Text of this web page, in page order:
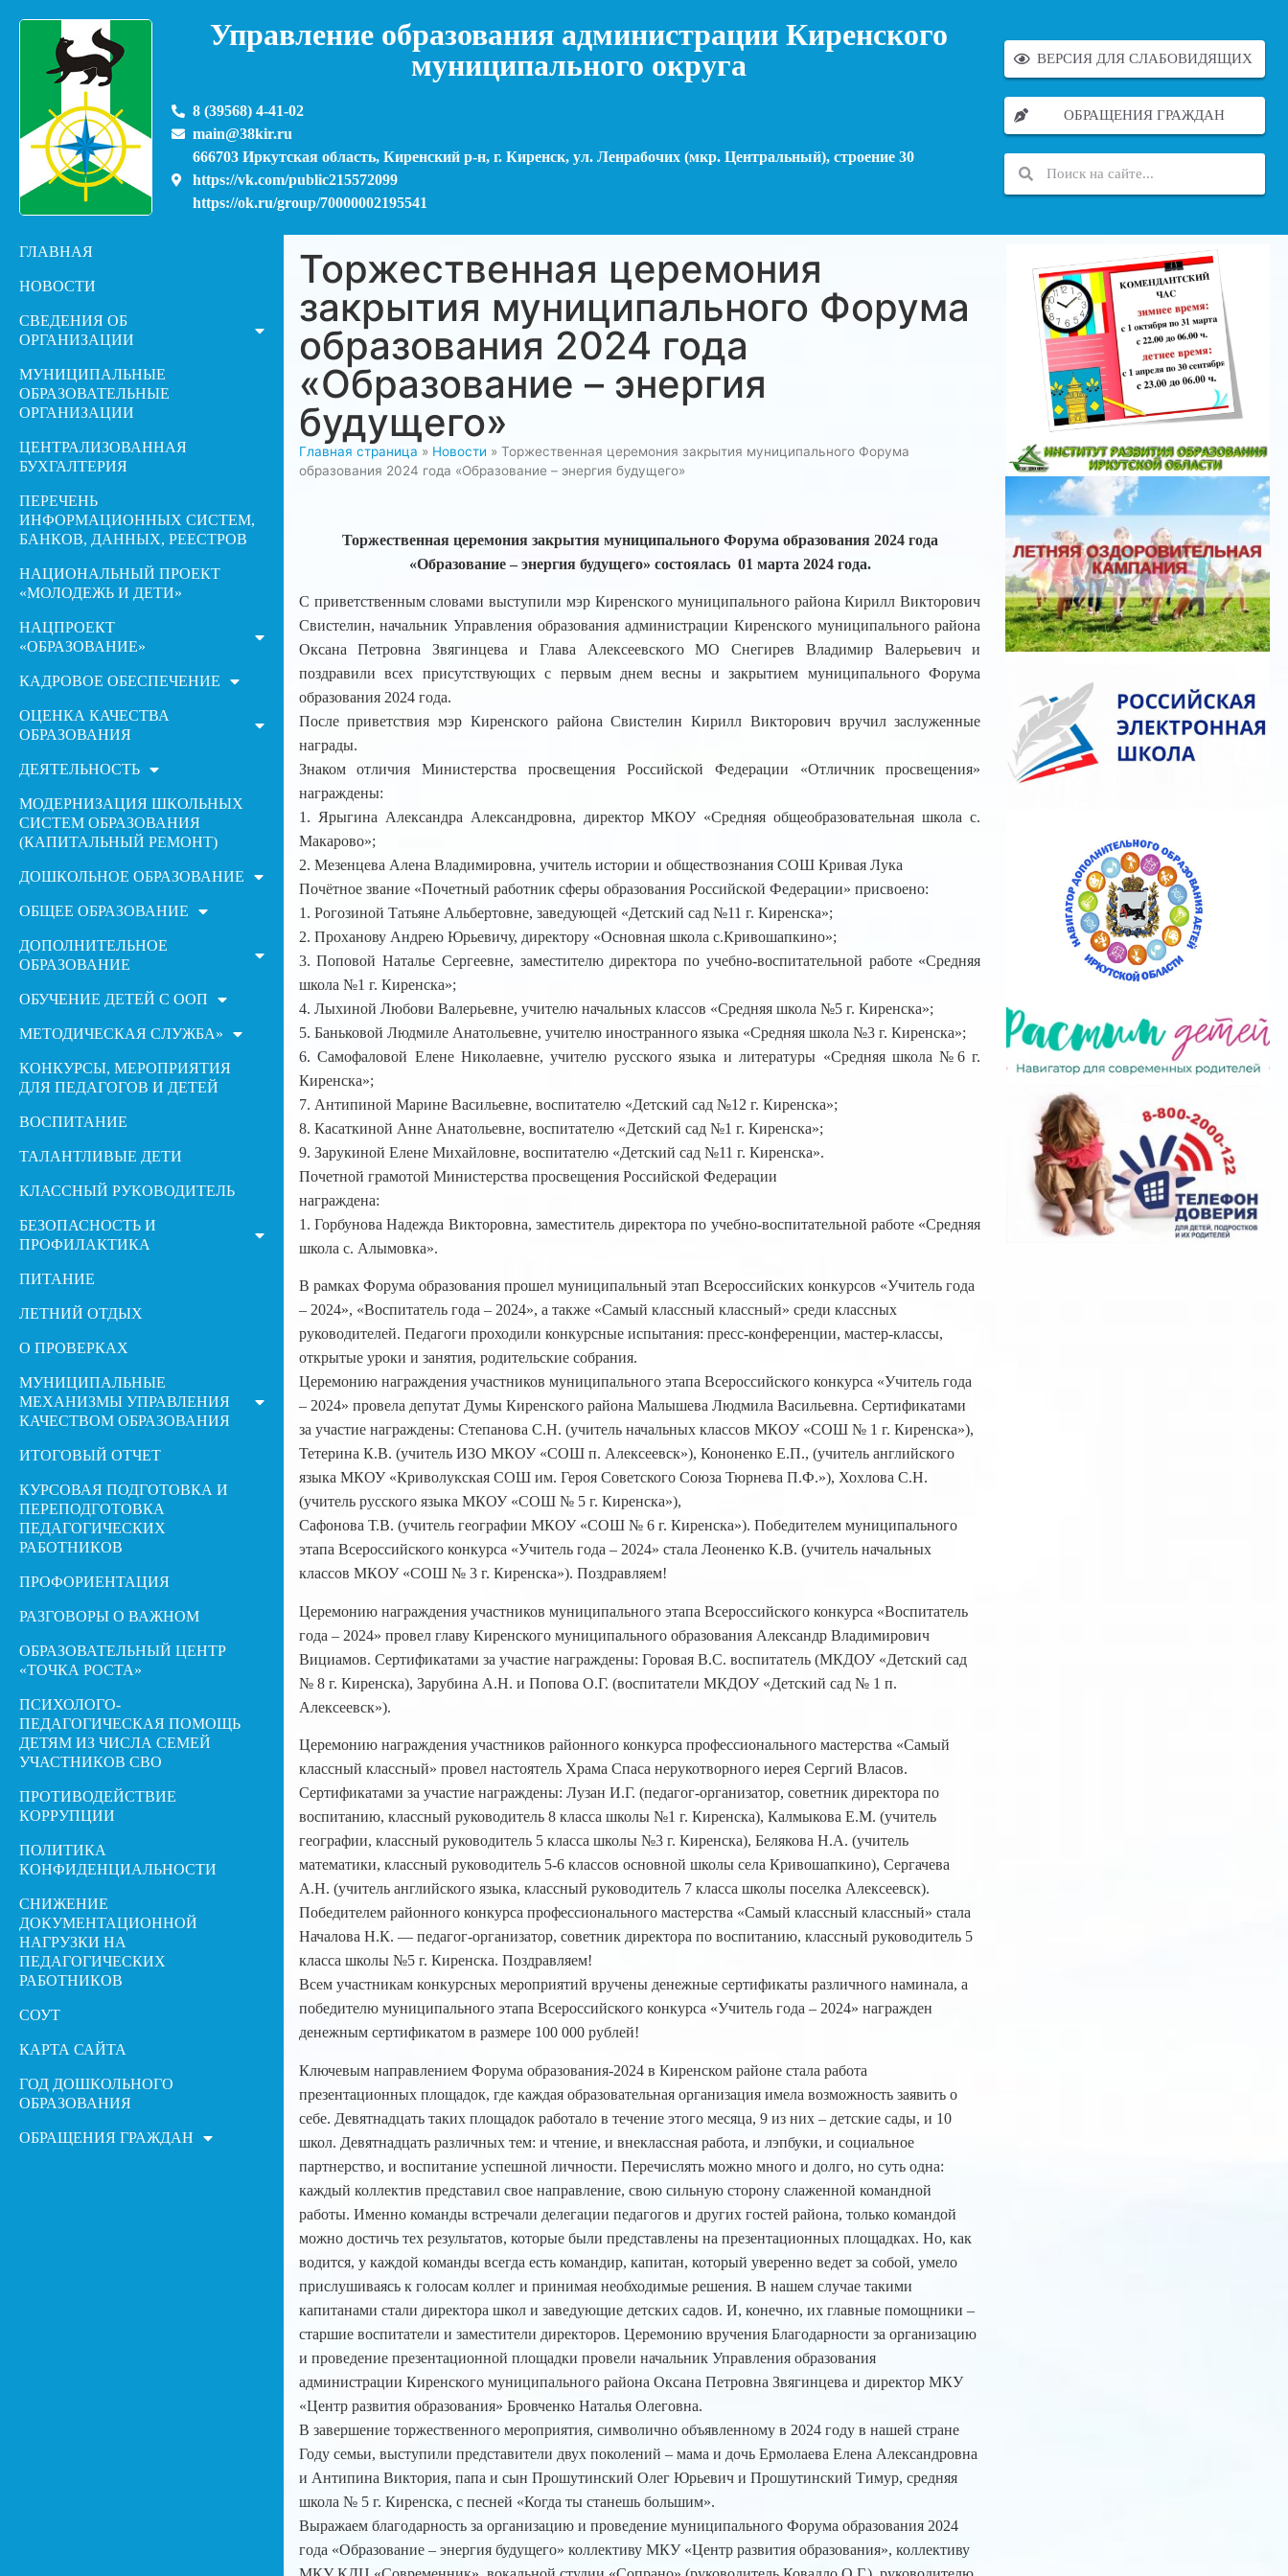
Управление образования администрации Киренского
муниципального округа
8 (39568) 4-41-02
main@38kir.ru
666703 Иркутская область, Киренский р-н, г. Киренск, ул. Ленрабочих (мкр. Центральный), строение 30
https://vk.com/public215572099
https://ok.ru/group/70000002195541
ВЕРСИЯ ДЛЯ СЛАБОВИДЯЩИХ
ОБРАЩЕНИЯ ГРАЖДАН
ГЛАВНАЯ
НОВОСТИ
СВЕДЕНИЯ ОБ
ОРГАНИЗАЦИИ
МУНИЦИПАЛЬНЫЕ
ОБРАЗОВАТЕЛЬНЫЕ
ОРГАНИЗАЦИИ
ЦЕНТРАЛИЗОВАННАЯ
БУХГАЛТЕРИЯ
ПЕРЕЧЕНЬ
ИНФОРМАЦИОННЫХ СИСТЕМ,
БАНКОВ, ДАННЫХ, РЕЕСТРОВ
НАЦИОНАЛЬНЫЙ ПРОЕКТ
«МОЛОДЕЖЬ И ДЕТИ»
НАЦПРОЕКТ
«ОБРАЗОВАНИЕ»
КАДРОВОЕ ОБЕСПЕЧЕНИЕ
ОЦЕНКА КАЧЕСТВА
ОБРАЗОВАНИЯ
ДЕЯТЕЛЬНОСТЬ
МОДЕРНИЗАЦИЯ ШКОЛЬНЫХ
СИСТЕМ ОБРАЗОВАНИЯ
(КАПИТАЛЬНЫЙ РЕМОНТ)
ДОШКОЛЬНОЕ ОБРАЗОВАНИЕ
ОБЩЕЕ ОБРАЗОВАНИЕ
ДОПОЛНИТЕЛЬНОЕ
ОБРАЗОВАНИЕ
ОБУЧЕНИЕ ДЕТЕЙ С ООП
МЕТОДИЧЕСКАЯ СЛУЖБА»
КОНКУРСЫ, МЕРОПРИЯТИЯ
ДЛЯ ПЕДАГОГОВ И ДЕТЕЙ
ВОСПИТАНИЕ
ТАЛАНТЛИВЫЕ ДЕТИ
КЛАССНЫЙ РУКОВОДИТЕЛЬ
БЕЗОПАСНОСТЬ И
ПРОФИЛАКТИКА
ПИТАНИЕ
ЛЕТНИЙ ОТДЫХ
О ПРОВЕРКАХ
МУНИЦИПАЛЬНЫЕ
МЕХАНИЗМЫ УПРАВЛЕНИЯ
КАЧЕСТВОМ ОБРАЗОВАНИЯ
ИТОГОВЫЙ ОТЧЕТ
КУРСОВАЯ ПОДГОТОВКА И
ПЕРЕПОДГОТОВКА
ПЕДАГОГИЧЕСКИХ
РАБОТНИКОВ
ПРОФОРИЕНТАЦИЯ
РАЗГОВОРЫ О ВАЖНОМ
ОБРАЗОВАТЕЛЬНЫЙ ЦЕНТР
«ТОЧКА РОСТА»
ПСИХОЛОГО-
ПЕДАГОГИЧЕСКАЯ ПОМОЩЬ
ДЕТЯМ ИЗ ЧИСЛА СЕМЕЙ
УЧАСТНИКОВ СВО
ПРОТИВОДЕЙСТВИЕ
КОРРУПЦИИ
ПОЛИТИКА
КОНФИДЕНЦИАЛЬНОСТИ
СНИЖЕНИЕ
ДОКУМЕНТАЦИОННОЙ
НАГРУЗКИ НА
ПЕДАГОГИЧЕСКИХ
РАБОТНИКОВ
СОУТ
КАРТА САЙТА
ГОД ДОШКОЛЬНОГО
ОБРАЗОВАНИЯ
ОБРАЩЕНИЯ ГРАЖДАН
Торжественная церемония
закрытия муниципального Форума
образования 2024 года
«Образование – энергия
будущего»
Главная страница » Новости » Торжественная церемония закрытия муниципального Форума
образования 2024 года «Образование – энергия будущего»
Торжественная церемония закрытия муниципального Форума образования 2024 года
«Образование – энергия будущего» состоялась 01 марта 2024 года.
С приветственным словами выступили мэр Киренского муниципального района Кирилл Викторович
Свистелин, начальник Управления образования администрации Киренского муниципального района
Оксана Петровна Звягинцева и Глава Алексеевского МО Снегирев Владимир Валерьевич и
поздравили всех присутствующих с первым днем весны и закрытием муниципального Форума
образования 2024 года.
После приветствия мэр Киренского района Свистелин Кирилл Викторович вручил заслуженные
награды.
Знаком отличия Министерства просвещения Российской Федерации «Отличник просвещения»
награждены:
1. Ярыгина Александра Александровна, директор МКОУ «Средняя общеобразовательная школа с.
Макарово»;
2. Мезенцева Алена Владимировна, учитель истории и обществознания СОШ Кривая Лука
Почётное звание «Почетный работник сферы образования Российской Федерации» присвоено:
1. Рогозиной Татьяне Альбертовне, заведующей «Детский сад №11 г. Киренска»;
2. Проханову Андрею Юрьевичу, директору «Основная школа с.Кривошапкино»;
3. Поповой Наталье Сергеевне, заместителю директора по учебно-воспитательной работе «Средняя
школа №1 г. Киренска»;
4. Лыхиной Любови Валерьевне, учителю начальных классов «Средняя школа №5 г. Киренска»;
5. Баньковой Людмиле Анатольевне, учителю иностранного языка «Средняя школа №3 г. Киренска»;
6. Самофаловой Елене Николаевне, учителю русского языка и литературы «Средняя школа №6 г.
Киренска»;
7. Антипиной Марине Васильевне, воспитателю «Детский сад №12 г. Киренска»;
8. Касаткиной Анне Анатольевне, воспитателю «Детский сад №1 г. Киренска»;
9. Зарукиной Елене Михайловне, воспитателю «Детский сад №11 г. Киренска».
Почетной грамотой Министерства просвещения Российской Федерации
награждена:
1. Горбунова Надежда Викторовна, заместитель директора по учебно-воспитательной работе «Средняя
школа с. Алымовка».
В рамках Форума образования прошел муниципальный этап Всероссийских конкурсов «Учитель года
– 2024», «Воспитатель года – 2024», а также «Самый классный классный» среди классных
руководителей. Педагоги проходили конкурсные испытания: пресс-конференции, мастер-классы,
открытые уроки и занятия, родительские собрания.
Церемонию награждения участников муниципального этапа Всероссийского конкурса «Учитель года
– 2024» провела депутат Думы Киренского района Малышева Людмила Васильевна. Сертификатами
за участие награждены: Степанова С.Н. (учитель начальных классов МКОУ «СОШ № 1 г. Киренска»),
Тетерина К.В. (учитель ИЗО МКОУ «СОШ п. Алексеевск»), Кононенко Е.П., (учитель английского
языка МКОУ «Криволукская СОШ им. Героя Советского Союза Тюрнева П.Ф.»), Хохлова С.Н.
(учитель русского языка МКОУ «СОШ № 5 г. Киренска»),
Сафонова Т.В. (учитель географии МКОУ «СОШ № 6 г. Киренска»). Победителем муниципального
этапа Всероссийского конкурса «Учитель года – 2024» стала Леоненко К.В. (учитель начальных
классов МКОУ «СОШ № 3 г. Киренска»). Поздравляем!
Церемонию награждения участников муниципального этапа Всероссийского конкурса «Воспитатель
года – 2024» провел главу Киренского муниципального образования Александр Владимирович
Вициамов. Сертификатами за участие награждены: Горовая В.С. воспитатель (МКДОУ «Детский сад
№ 8 г. Киренска), Зарубина А.Н. и Попова О.Г. (воспитатели МКДОУ «Детский сад № 1 п.
Алексеевск»).
Церемонию награждения участников районного конкурса профессионального мастерства «Самый
классный классный» провел настоятель Храма Спаса нерукотворного иерея Сергий Власов.
Сертификатами за участие награждены: Лузан И.Г. (педагог-организатор, советник директора по
воспитанию, классный руководитель 8 класса школы №1 г. Киренска), Калмыкова Е.М. (учитель
географии, классный руководитель 5 класса школы №3 г. Киренска), Белякова Н.А. (учитель
математики, классный руководитель 5-6 классов основной школы села Кривошапкино), Сергачева
А.Н. (учитель английского языка, классный руководитель 7 класса школы поселка Алексеевск).
Победителем районного конкурса профессионального мастерства «Самый классный классный» стала
Началова Н.К. — педагог-организатор, советник директора по воспитанию, классный руководитель 5
класса школы №5 г. Киренска. Поздравляем!
Всем участникам конкурсных мероприятий вручены денежные сертификаты различного наминала, а
победителю муниципального этапа Всероссийского конкурса «Учитель года – 2024» награжден
денежным сертификатом в размере 100 000 рублей!
Ключевым направлением Форума образования-2024 в Киренском районе стала работа
презентационных площадок, где каждая образовательная организация имела возможность заявить о
себе. Девятнадцать таких площадок работало в течение этого месяца, 9 из них – детские сады, и 10
школ. Девятнадцать различных тем: и чтение, и внеклассная работа, и лэпбуки, и социальное
партнерство, и воспитание успешной личности. Перечислять можно много и долго, но суть одна:
каждый коллектив представил свое направление, свою сильную сторону слаженной командной
работы. Именно команды встречали делегации педагогов и других гостей района, только командой
можно достичь тех результатов, которые были представлены на презентационных площадках. Но, как
водится, у каждой команды всегда есть командир, капитан, который уверенно ведет за собой, умело
прислушиваясь к голосам коллег и принимая необходимые решения. В нашем случае такими
капитанами стали директора школ и заведующие детских садов. И, конечно, их главные помощники –
старшие воспитатели и заместители директоров. Церемонию вручения Благодарности за организацию
и проведение презентационной площадки провели начальник Управления образования
администрации Киренского муниципального района Оксана Петровна Звягинцева и директор МКУ
«Центр развития образования» Бровченко Наталья Олеговна.
В завершение торжественного мероприятия, символично объявленному в 2024 году в нашей стране
Году семьи, выступили представители двух поколений – мама и дочь Ермолаева Елена Александровна
и Антипина Виктория, папа и сын Прошутинский Олег Юрьевич и Прошутинский Тимур, средняя
школа № 5 г. Киренска, с песней «Когда ты станешь большим».
Выражаем благодарность за организацию и проведение муниципального Форума образования 2024
года «Образование – энергия будущего» коллективу МКУ «Центр развития образования», коллективу